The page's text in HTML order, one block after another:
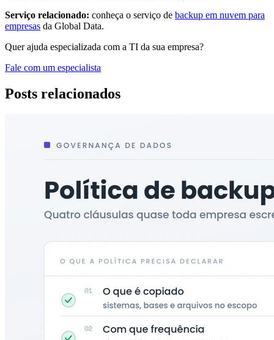
Serviço relacionado: conheça o serviço de backup em nuvem para
empresas da Global Data.
Quer ajuda especializada com a TI da sua empresa?
Fale com um especialista
Posts relacionados